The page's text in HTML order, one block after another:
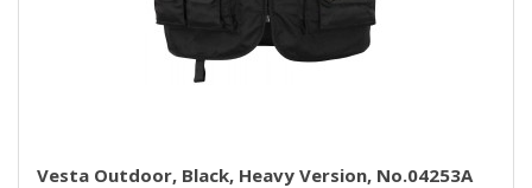
Vesta Outdoor, Black, Heavy Version, No.04253A